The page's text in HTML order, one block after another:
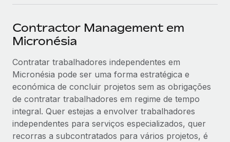
Contractor Management em
Micronésia
Contratar trabalhadores independentes em
Micronésia pode ser uma forma estratégica e
económica de concluir projetos sem as obrigações
de contratar trabalhadores em regime de tempo
integral. Quer estejas a envolver trabalhadores
independentes para serviços especializados, quer
recorras a subcontratados para vários projetos, é